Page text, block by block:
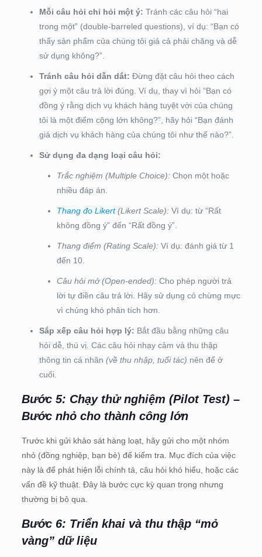
Mỗi câu hỏi chỉ hỏi một ý: Tránh các câu hỏi “hai
trong một” (double-barreled questions), ví dụ: “Bạn có
thấy sản phẩm của chúng tôi giá cả phải chăng và dễ
sử dụng không?”.
Tránh câu hỏi dẫn dắt: Đừng đặt câu hỏi theo cách
gợi ý một câu trả lời đúng. Ví dụ, thay vì hỏi “Bạn có
đồng ý rằng dịch vụ khách hàng tuyệt vời của chúng
tôi là một điểm cộng lớn không?”, hãy hỏi “Bạn đánh
giá dịch vụ khách hàng của chúng tôi như thế nào?”.
Sử dụng đa dạng loại câu hỏi:
Trắc nghiệm (Multiple Choice):Chọn một hoặc
nhiều đáp án.
Thang đo Likert(Likert Scale):Ví dụ: từ “Rất
không đồng ý” đến “Rất đồng ý”.
Thang điểm (Rating Scale):Ví dụ: đánh giá từ 1
đến 10.
Câu hỏi mở (Open-ended):Cho phép người trả
lời tự điền câu trả lời. Hãy sử dụng có chừng mực
vì chúng khó phân tích hơn.
Sắp xếp câu hỏi hợp lý: Bắt đầu bằng những câu
hỏi dễ, thú vị. Các câu hỏi nhạy cảm và thu thập
thông tin cá nhân (về thu nhập, tuổi tác) nên để ở
cuối.
Bước 5: Chạy thử nghiệm (Pilot Test) –
Bước nhỏ cho thành công lớn
Trước khi gửi khảo sát hàng loạt, hãy gửi cho một nhóm
nhỏ (đồng nghiệp, bạn bè) để kiểm tra. Mục đích của việc
này là để phát hiện lỗi chính tả, câu hỏi khó hiểu, hoặc các
vấn đề kỹ thuật. Đây là bước cực kỳ quan trọng nhưng
thường bị bỏ qua.
Bước 6: Triển khai và thu thập “mỏ
vàng” dữ liệu